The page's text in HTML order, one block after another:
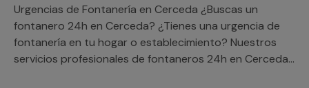
Urgencias de Fontanería en Cerceda ¿Buscas un
fontanero 24h en Cerceda? ¿Tienes una urgencia de
fontanería en tu hogar o establecimiento? Nuestros
servicios profesionales de fontaneros 24h en Cerceda